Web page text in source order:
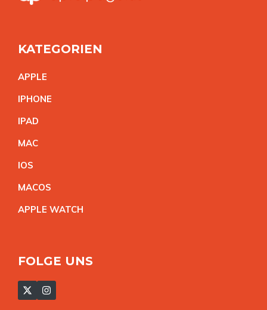
KATEGORIEN
APPLE
IPHONE
IPAD
MAC
IOS
MACOS
APPLE WATCH
FOLGE UNS